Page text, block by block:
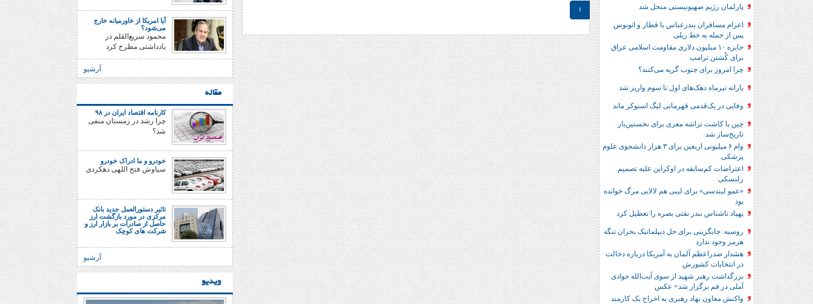
پارلمان رژیم صهیونیستی منحل شد
اعزام مسافران بندرعباس با قطار و اتوبوس
پس از حمله به خط ریلی
جایزه ۱۰ میلیون دلاری مقاومت اسلامی عراق
برای کُشتن ترامپ
چرا امروز برای جنوب گریه می‌کنند؟
یارانه تیرماه دهک‌های اول تا سوم واریز شد
وفایی در یک‎‌قدمی قهرمانی لیگ اسنوکر ماند
چین با کاشت تراشه مغزی برای نخستین‌بار
تاریخ‌ساز شد
وام ۶ میلیونی اربعین برای ۳ هزار دانشجوی علوم
پزشکی
اعتراضات کم‌سابقه در اوکراین علیه تصمیم
زلنسکی
«عمو لیندسی» برای لیبی هم لالایی مرگ خوانده
بود
پهپاد ناشناس بندر نفتی بصره را تعطیل کرد
روسیه: جایگزینی برای حل‌ دیپلماتیک بحران تنگه
هرمز وجود ندارد
هشدار صدراعظم آلمان به آمریکا درباره دخالت
در انتخابات کشورش
بزرگداشت رهبر شهید از سوی آیت‌الله جوادی
آملی در قم برگزار شد+ عکس
واکنش معاون نهاد رهبری به اخراج یک کارمند
1
آیا امریکا از خاورمیانه خارج
می‌شود؟
محمود سریع‌القلم در
یادداشتی مطرح کرد
آرشیو
مقاله
کارنامه اقتصاد ایران در ۹۸
چرا رشد در زمستان منفی
شد؟
خودرو و ما ادراک خودرو
سیاوش فتح اللهی دهکردی
تاثیر دستورالعمل جدید بانک
مرکزی در مورد بازگشت ارز
حاصل از صادرات بر بازار ارز و
شرکت های کوچک
آرشیو
ویدیو